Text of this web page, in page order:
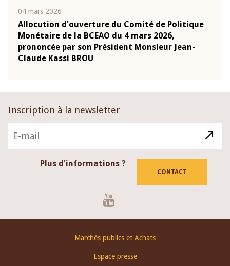
04 mars 2026
Allocution d'ouverture du Comité de Politique
Monétaire de la BCEAO du 4 mars 2026,
prononcée par son Président Monsieur Jean-
Claude Kassi BROU
Inscription à la newsletter
Plus d'informations ?
CONTACT
Marchés publics et Achats
Espace presse